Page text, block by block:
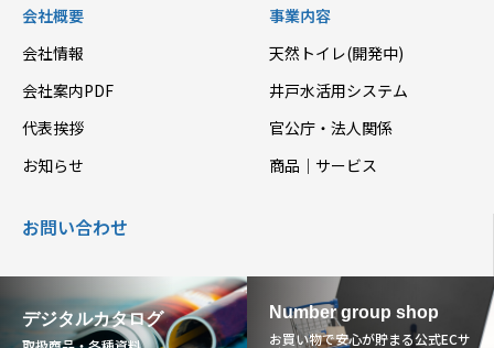
会社概要
会社情報
会社案内PDF
代表挨拶
お知らせ
事業内容
天然トイレ(開発中)
井戸水活用システム
官公庁・法人関係
商品｜サービス
お問い合わせ
デジタルカタログ
Number group shop
お買い物で安心が貯まる公式ECサ